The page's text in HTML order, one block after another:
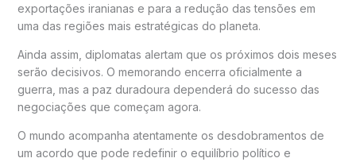
exportações iranianas e para a redução das tensões em
uma das regiões mais estratégicas do planeta.
Ainda assim, diplomatas alertam que os próximos dois meses
serão decisivos. O memorando encerra oficialmente a
guerra, mas a paz duradoura dependerá do sucesso das
negociações que começam agora.
O mundo acompanha atentamente os desdobramentos de
um acordo que pode redefinir o equilíbrio político e